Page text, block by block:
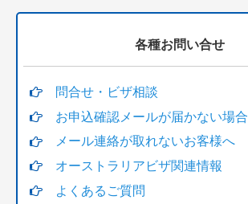
各種お問い合せ
問合せ・ビザ相談
お申込確認メールが届かない場合
メール連絡が取れないお客様へ
オーストラリアビザ関連情報
よくあるご質問